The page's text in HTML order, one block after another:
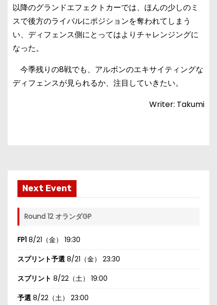
以降のグランドエフェクトカーでは、ほんの少しのミ
スで後方のライバルにポジションを奪われてしまう
い、ディフェンス側にとってはよりチャレンジングに
なった。
今季残りの8戦でも、アルボンのエキサイティングな
ディフェンスが見られるか、注目していきたい。
Writer: Takumi
Next Event
Round 12 オランダGP
FP1 8/21（金） 19:30
スプリント予選 8/21（金） 23:30
スプリント 8/22（土） 19:00
予選 8/22（土） 23:00